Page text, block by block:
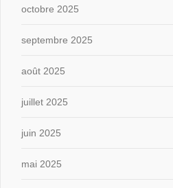
octobre 2025
septembre 2025
août 2025
juillet 2025
juin 2025
mai 2025